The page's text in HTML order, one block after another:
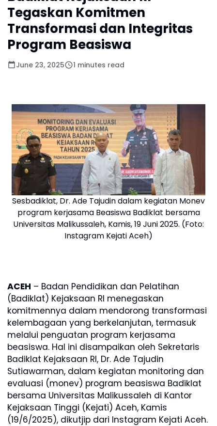
Tegaskan Komitmen
Transformasi dan Integritas
Program Beasiswa
June 23, 2025 1 minutes read
Sesbadiklat, Dr. Ade Tajudin dalam kegiatan Monev
program kerjasama Beasiswa Badiklat bersama
Universitas Malikussaleh, Kamis, 19 Juni 2025. (Foto:
Instagram Kejati Aceh)
ACEH – Badan Pendidikan dan Pelatihan
(Badiklat) Kejaksaan RI menegaskan
komitmennya dalam mendorong transformasi
kelembagaan yang berkelanjutan, termasuk
melalui penguatan program kerjasama
beasiswa. Hal ini disampaikan oleh Sekretaris
Badiklat Kejaksaan RI, Dr. Ade Tajudin
Sutiawarman, dalam kegiatan monitoring dan
evaluasi (monev) program beasiswa Badiklat
bersama Universitas Malikussaleh di Kantor
Kejaksaan Tinggi (Kejati) Aceh, Kamis
(19/6/2025), dikutjip dari Instagram Kejati Aceh.